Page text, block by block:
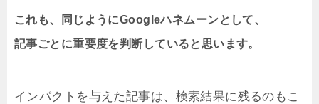
これも、同じようにGoogleハネムーンとして、
記事ごとに重要度を判断していると思います。
インパクトを与えた記事は、検索結果に残るのもこ